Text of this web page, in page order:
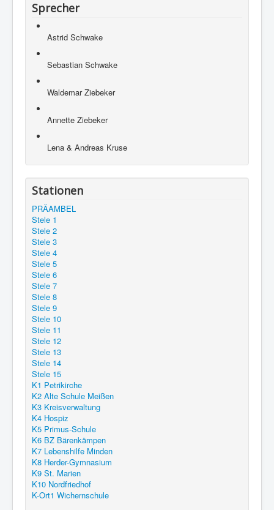
Sprecher
Astrid Schwake
Sebastian Schwake
Waldemar Ziebeker
Annette Ziebeker
Lena & Andreas Kruse
Stationen
PRÄAMBEL
Stele 1
Stele 2
Stele 3
Stele 4
Stele 5
Stele 6
Stele 7
Stele 8
Stele 9
Stele 10
Stele 11
Stele 12
Stele 13
Stele 14
Stele 15
K1 Petrikirche
K2 Alte Schule Meißen
K3 Kreisverwaltung
K4 Hospiz
K5 Primus-Schule
K6 BZ Bärenkämpen
K7 Lebenshilfe Minden
K8 Herder-Gymnasium
K9 St. Marien
K10 Nordfriedhof
K-Ort1 Wichernschule